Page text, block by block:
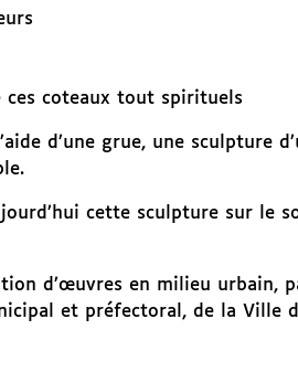
ces coteaux tout spirituels
d’une grue, une sculpture
cette sculpture sur le
d’œuvres en milieu urbain,
et préfectoral, de la Ville